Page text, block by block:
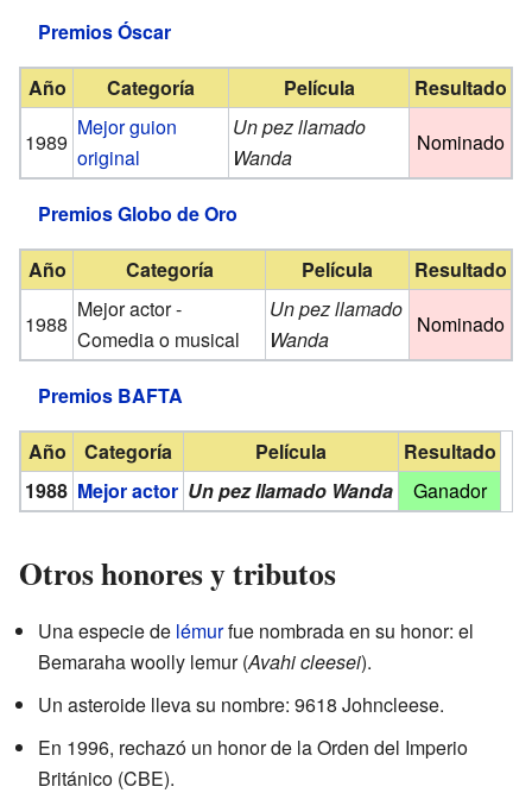
Premios Óscar
Año Categoría Película
Resultado
1989
Mejor guion
original
Un pez llamado
Wanda
Nominado
Premios Globo de Oro
Año Categoría Película
Resultado
1988
Mejor actor -
Comedia o musical
Un pez llamado
Wanda
Nominado
Premios BAFTA
Año Categoría Película
Resultado
1988 Mejor actor Un pez llamado Wanda Ganador
Otros honores y tributos
Una especie de lémurfue nombrada en su honor: el
Bemaraha woolly lemur (Avahi cleesei).
Un asteroide lleva su nombre: 9618 Johncleese.
En 1996, rechazó un honor de la Orden del Imperio
Británico (CBE).